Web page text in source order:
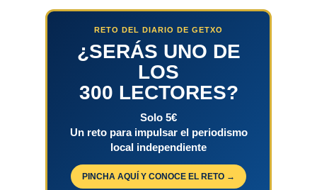
RETO DEL DIARIO DE GETXO
¿SERÁS UNO DE
LOS
300 LECTORES?
Solo 5€
Un reto para impulsar el periodismo
local independiente
PINCHA AQUÍ Y CONOCE EL RETO →